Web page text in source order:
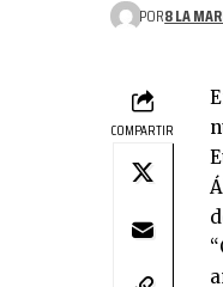
POR8 LA
COMPARTIR